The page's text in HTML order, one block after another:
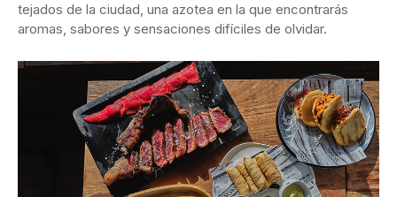
tejados de la ciudad, una azotea en la que encontrarás
aromas, sabores y sensaciones difíciles de olvidar.